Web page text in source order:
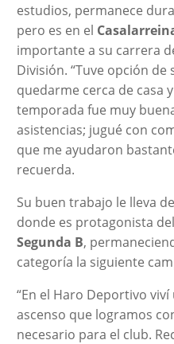
estudios, permanece
pero es en el
importante a su carrera
División. “Tuve opción
quedarme cerca de casa
temporada fue muy
asistencias; jugué con
que me ayudaron
recuerda.
Su buen trabajo le lleva
donde es protagonista
Segunda B,
categoría la siguiente
“En el Haro Deportivo
ascenso que logramos
necesario para el club.